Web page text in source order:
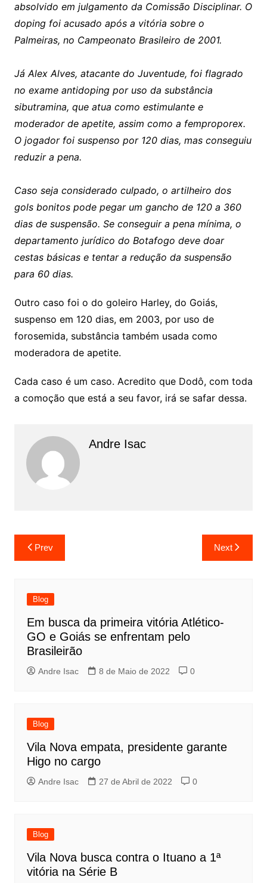
absolvido em julgamento da Comissão Disciplinar. O
doping foi acusado após a vitória sobre o
Palmeiras, no Campeonato Brasileiro de 2001.
Já Alex Alves, atacante do Juventude, foi flagrado
no exame antidoping por uso da substância
sibutramina, que atua como estimulante e
moderador de apetite, assim como a femproporex.
O jogador foi suspenso por 120 dias, mas conseguiu
reduzir a pena.
Caso seja considerado culpado, o artilheiro dos
gols bonitos pode pegar um gancho de 120 a 360
dias de suspensão. Se conseguir a pena mínima, o
departamento jurídico do Botafogo deve doar
cestas básicas e tentar a redução da suspensão
para 60 dias.
Outro caso foi o do goleiro Harley, do Goiás,
suspenso em 120 dias, em 2003, por uso de
forosemida, substância também usada como
moderadora de apetite.
Cada caso é um caso. Acredito que Dodô, com toda
a comoção que está a seu favor, irá se safar dessa.
Andre Isac
Prev Next
Blog
Em busca da primeira vitória Atlético-
GO e Goiás se enfrentam pelo
Brasileirão
Andre Isac 8 de Maio de 2022 0
Blog
Vila Nova empata, presidente garante
Higo no cargo
Andre Isac 27 de Abril de 2022 0
Blog
Vila Nova busca contra o Ituano a 1ª
vitória na Série B